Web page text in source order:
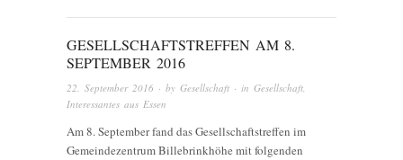
GESELLSCHAFTSTREFFEN AM 8.
SEPTEMBER 2016
22. September 2016 · by Gesellschaft · in Gesellschaft,
Interessantes aus Essen
Am 8. September fand das Gesellschaftstreffen im
Gemeindezentrum Billebrinkhöhe mit folgenden